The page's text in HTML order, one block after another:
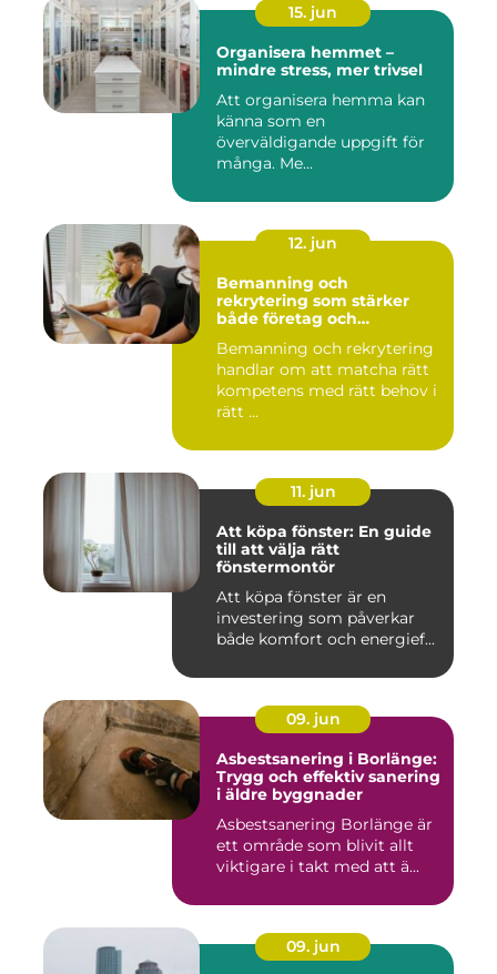
15. jun
Organisera hemmet –
mindre stress, mer trivsel
Att organisera hemma kan
känna som en
överväldigande uppgift för
många. Me...
12. jun
Bemanning och
rekrytering som stärker
både företag och
Bemanning och rekrytering
handlar om att matcha rätt
kompetens med rätt behov i
rätt ...
11. jun
Att köpa fönster: En guide
till att välja rätt
fönstermontör
Att köpa fönster är en
investering som påverkar
både komfort och energief...
09. jun
Asbestsanering i Borlänge:
Trygg och effektiv sanering
i äldre byggnader
Asbestsanering Borlänge är
ett område som blivit allt
viktigare i takt med att ä...
09. jun